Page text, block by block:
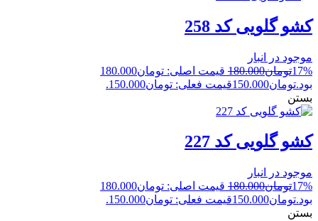
کشو گلویی کد 258
موجود در انبار
17%تومان180.000
قیمت اصلی: تومان180.000
بود.تومان150.000قیمت فعلی: تومان150.000.
بستن
کشو گلویی کد 227
موجود در انبار
17%تومان180.000
قیمت اصلی: تومان180.000
بود.تومان150.000قیمت فعلی: تومان150.000.
بستن